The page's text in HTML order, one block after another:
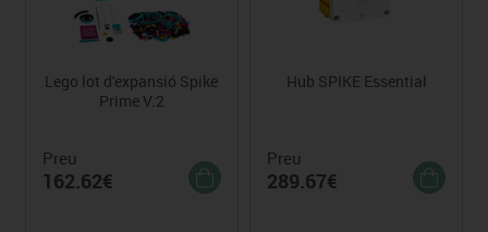
Lego lot d'expansió Spike
Prime V.2
Preu
162.62€
Hub SPIKE Essential
Preu
289.67€